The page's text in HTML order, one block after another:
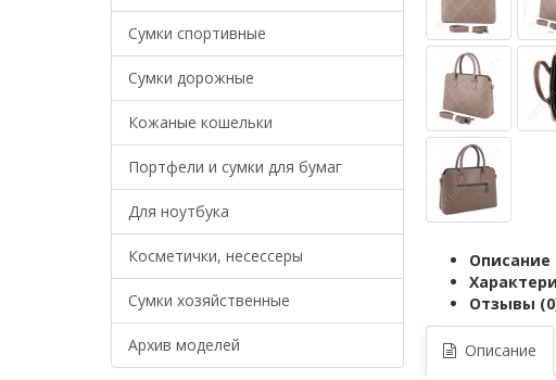
Сумки спортивные
Сумки дорожные
Кожаные кошельки
Портфели и сумки для бумаг
Для ноутбука
Косметички, несессеры
Сумки хозяйственные
Архив моделей
Описание
Отзывы
Описание